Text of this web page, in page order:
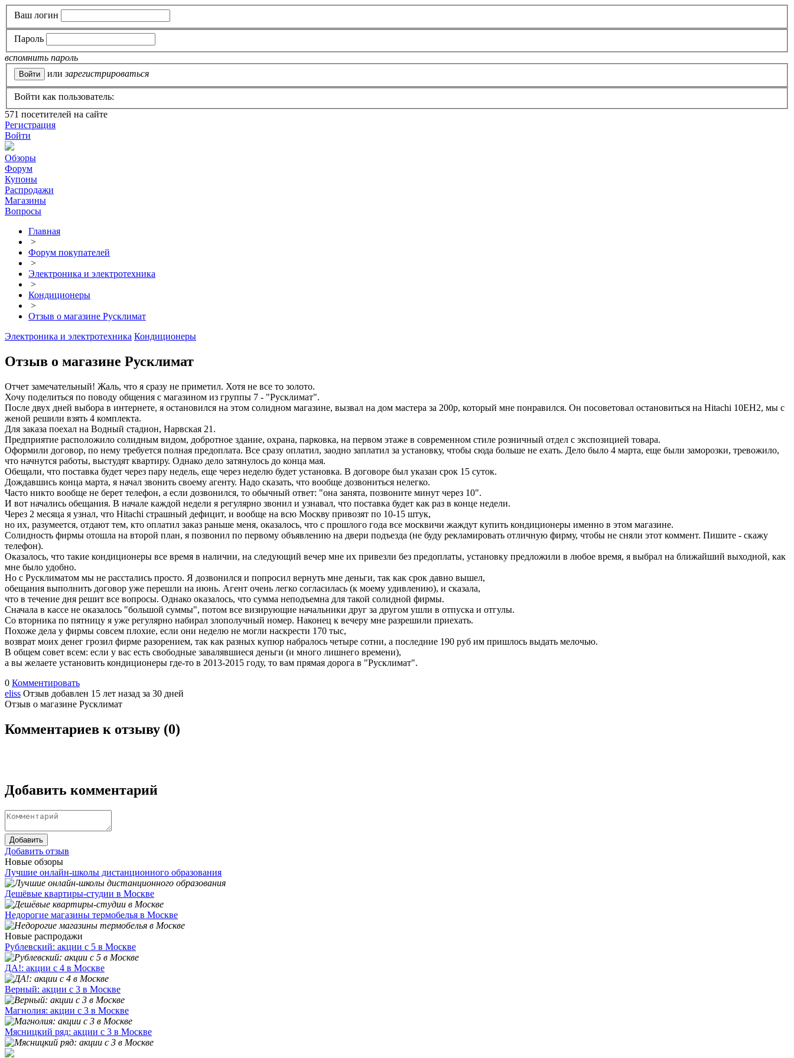
Ваш логин
Пароль
вспомнить пароль
или зарегистрироваться
Войти как пользователь:
571 посетителей на сайте
Регистрация
Войти
Обзоры
Форум
Купоны
Распродажи
Магазины
Вопросы
Главная
>
Форум покупателей
>
Электроника и электротехника
>
Кондиционеры
>
Отзыв о магазине Русклимат
Электроника и электротехника Кондиционеры
Отзыв о магазине Русклимат
Отчет замечательный! Жаль, что я сразу не приметил. Хотя не все то золото.
Хочу поделиться по поводу общения с магазином из группы 7 - "Русклимат".
После двух дней выбора в интернете, я остановился на этом солидном магазине, вызвал на дом мастера за 200р, который мне понравился. Он посоветовал остановиться на Hitachi 10EH2, мы с
женой решили взять 4 комплекта.
Для заказа поехал на Водный стадион, Нарвская 21.
Предприятие расположило солидным видом, добротное здание, охрана, парковка, на первом этаже в современном стиле розничный отдел с экспозицией товара.
Оформили договор, по нему требуется полная предоплата. Все сразу оплатил, заодно заплатил за установку, чтобы сюда больше не ехать. Дело было 4 марта, еще были заморозки, тревожило,
что начнутся работы, выстудят квартиру. Однако дело затянулось до конца мая.
Обещали, что поставка будет через пару недель, еще через неделю будет установка. В договоре был указан срок 15 суток.
Дождавшись конца марта, я начал звонить своему агенту. Надо сказать, что вообще дозвониться нелегко.
Часто никто вообще не берет телефон, а если дозвонился, то обычный ответ: "она занята, позвоните минут через 10".
И вот начались обещания. В начале каждой недели я регулярно звонил и узнавал, что поставка будет как раз в конце недели.
Через 2 месяца я узнал, что Hitachi страшный дефицит, и вообще на всю Москву привозят по 10-15 штук,
но их, разумеется, отдают тем, кто оплатил заказ раньше меня, оказалось, что с прошлого года все москвичи жаждут купить кондиционеры именно в этом магазине.
Солидность фирмы отошла на второй план, я позвонил по первому объявлению на двери подъезда (не буду рекламировать отличную фирму, чтобы не сняли этот коммент. Пишите - скажу
телефон).
Оказалось, что такие кондиционеры все время в наличии, на следующий вечер мне их привезли без предоплаты, установку предложили в любое время, я выбрал на ближайший выходной, как
мне было удобно.
Но с Русклиматом мы не расстались просто. Я дозвонился и попросил вернуть мне деньги, так как срок давно вышел,
обещания выполнить договор уже перешли на июнь. Агент очень легко согласилась (к моему удивлению), и сказала,
что в течение дня решит все вопросы. Однако оказалось, что сумма неподъемна для такой солидной фирмы.
Сначала в кассе не оказалось "большой суммы", потом все визирующие начальники друг за другом ушли в отпуска и отгулы.
Со вторника по пятницу я уже регулярно набирал злополучный номер. Наконец к вечеру мне разрешили приехать.
Похоже дела у фирмы совсем плохие, если они неделю не могли наскрести 170 тыс,
возврат моих денег грозил фирме разорением, так как разных купюр набралось четыре сотни, а последние 190 руб им пришлось выдать мелочью.
В общем совет всем: если у вас есть свободные завалявшиеся деньги (и много лишнего времени),
а вы желаете установить кондиционеры где-то в 2013-2015 году, то вам прямая дорога в "Русклимат".
0 Комментировать
eliss Отзыв добавлен 15 лет назад за 30 дней
Отзыв о магазине Русклимат
Комментариев к отзыву (0)
Добавить комментарий
Добавить
Добавить отзыв
Новые обзоры
Лучшие онлайн-школы дистанционного образования
Дешёвые квартиры-студии в Москве
Недорогие магазины термобелья в Москве
Новые распродажи
Рублевский: акции с 5 в Москве
ДА!: акции с 4 в Москве
Верный: акции с 3 в Москве
Магнолия: акции с 3 в Москве
Мясницкий ряд: акции с 3 в Москве